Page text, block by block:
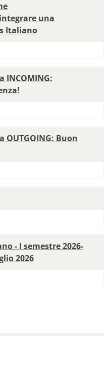
una
Italiano
INCOMING:
OUTGOING: Buon
- I semestre 2026-
2026